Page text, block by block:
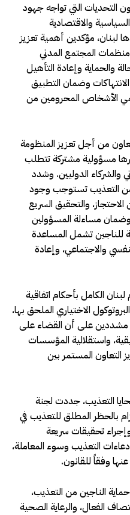
التحديات التي تواجه جهود
والاقتصادية
لبنان، مؤكدين أهمية تعزيز
المجتمع المدني
والحماية وإعادة التأهيل
وضمان التطبيق
الأشخاص المحرومين من
من أجل تعزيز المنظومة
مسؤولية مشتركة تتطلب
والشركاء الدوليين. وشدد
من التعذيب تستوجب وجود
والتحقيق السريع
وضمان مساءلة المسؤولين
للناجين تشمل المساعدة
والاجتماعي، وإعادة
الكامل بأحكام اتفاقية
الاختياري الملحق بها،
مشددين على أن القضاء على
واستقلالية المؤسسات
التعاون المستمر بين
التعذيب، جددت لجنة
بالحظر المطلق للتعذيب في
تحقيقات سريعة
التعذيب وسوء المعاملة،
وفقاً للقانون.
الناجين من التعذيب،
الفعال، والرعاية الصحية